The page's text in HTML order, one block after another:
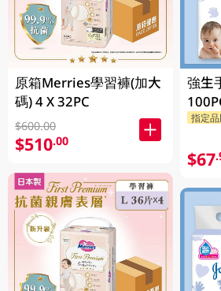
原箱Merries學習褲(加大
碼) 4 X 32PC
$600.00
$510.00
強生
指定
$67